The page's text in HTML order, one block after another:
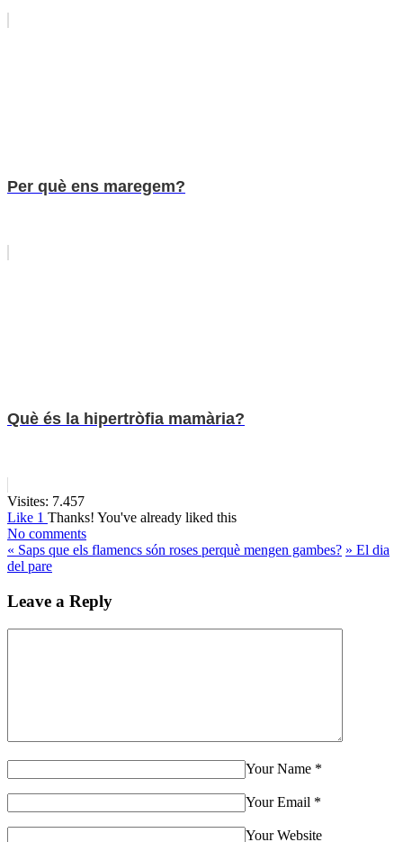
Per què ens maregem?
Què és la hipertròfia mamària?
Visites: 7.457
Like 1 Thanks! You've already liked this
No comments
« Saps que els flamencs són roses perquè mengen gambes? » El dia
del pare
Leave a Reply
Your Name *
Your Email *
Your Website